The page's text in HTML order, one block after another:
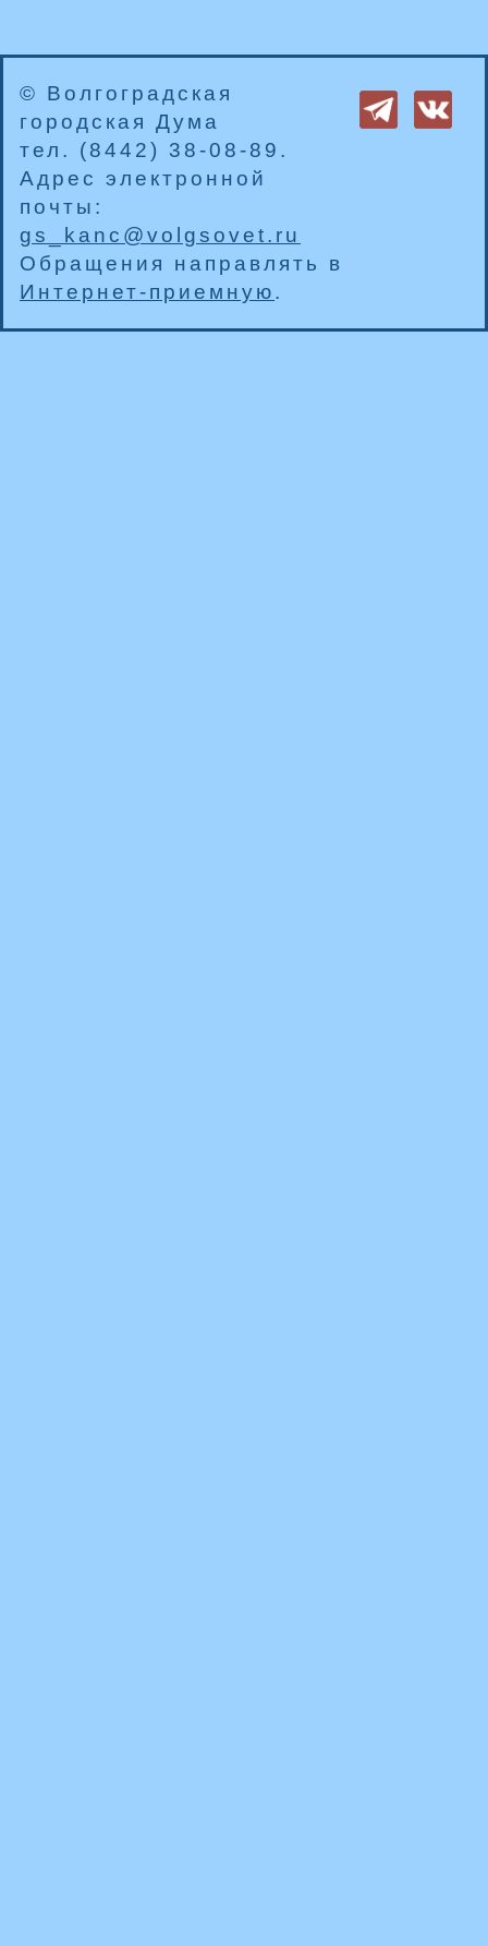
© Волгоградская
городская Дума
тел. (8442) 38-08-89.
Адрес электронной
почты:
gs_kanc@volgsovet.ru
Обращения направлять в
Интернет-приемную.